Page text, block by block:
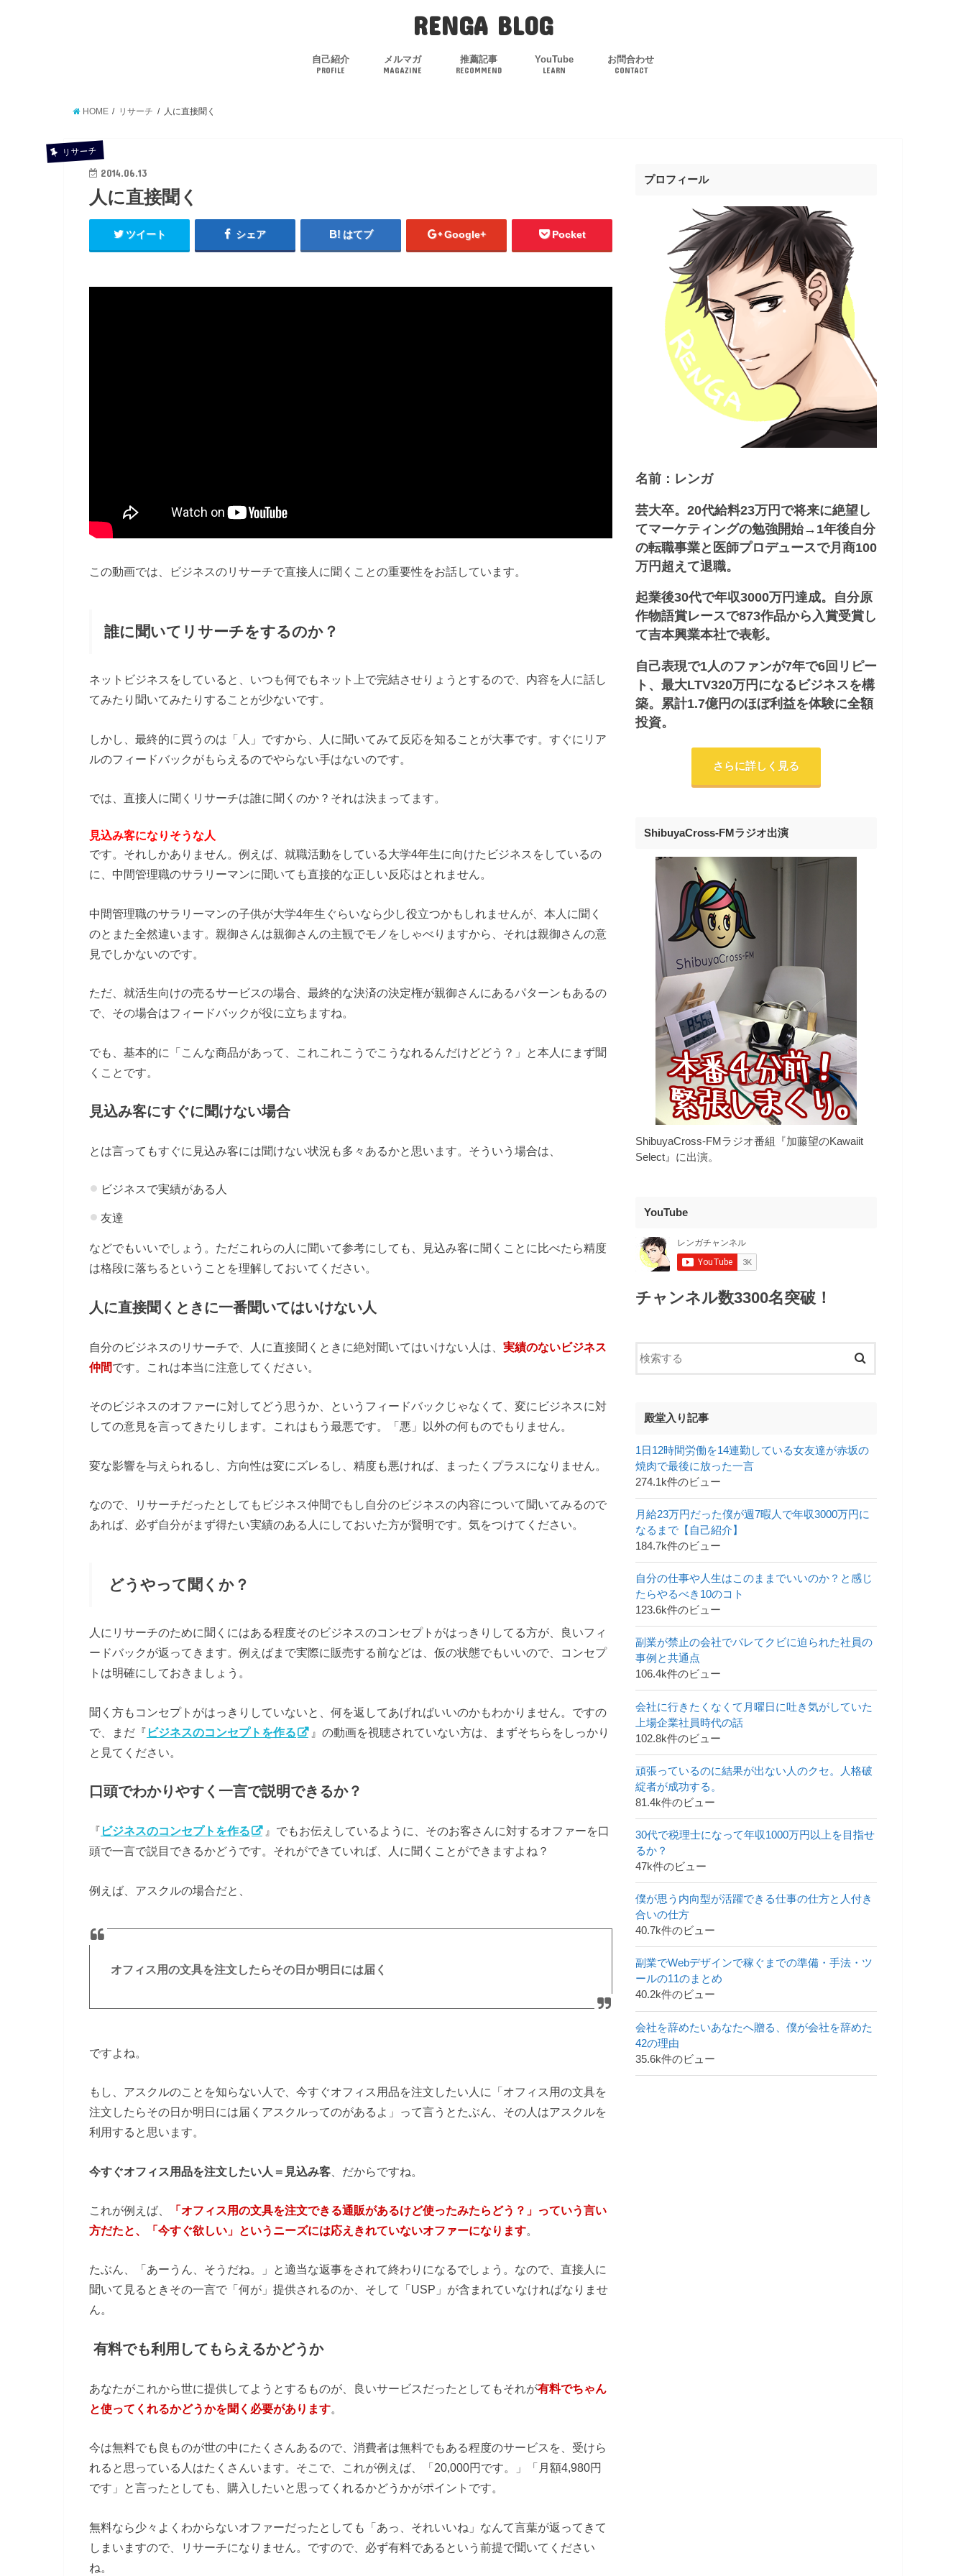
RENGA BLOG
自己紹介
PROFILE
メルマガ
MAGAZINE
推薦記事
RECOMMEND
YouTube
LEARN
お問合わせ
CONTACT
HOME リサーチ 人に直接聞く
リサーチ
2014.06.13
人に直接聞く
ツイート シェア はてブ Google+ Pocket
この動画では、ビジネスのリサーチで直接人に聞くことの重要性をお話しています。
誰に聞いてリサーチをするのか？
ネットビジネスをしていると、いつも何でもネット上で完結させりょうとするので、内容を人に話し
てみたり聞いてみたりすることが少ないです。
しかし、最終的に買うのは「人」ですから、人に聞いてみて反応を知ることが大事です。すぐにリア
ルのフィードバックがもらえるのでやらない手はないのです。
では、直接人に聞くリサーチは誰に聞くのか？それは決まってます。
見込み客になりそうな人
です。それしかありません。例えば、就職活動をしている大学4年生に向けたビジネスをしているの
に、中間管理職のサラリーマンに聞いても直接的な正しい反応はとれません。
中間管理職のサラリーマンの子供が大学4年生ぐらいなら少し役立つかもしれませんが、本人に聞く
のとまた全然違います。親御さんは親御さんの主観でモノをしゃべりますから、それは親御さんの意
見でしかないのです。
ただ、就活生向けの売るサービスの場合、最終的な決済の決定権が親御さんにあるパターンもあるの
で、その場合はフィードバックが役に立ちますね。
でも、基本的に「こんな商品があって、これこれこうでこうなれるんだけどどう？」と本人にまず聞
くことです。
見込み客にすぐに聞けない場合
とは言ってもすぐに見込み客には聞けない状況も多々あるかと思います。そういう場合は、
ビジネスで実績がある人
友達
などでもいいでしょう。ただこれらの人に聞いて参考にしても、見込み客に聞くことに比べたら精度
は格段に落ちるということを理解しておいてください。
人に直接聞くときに一番聞いてはいけない人
自分のビジネスのリサーチで、人に直接聞くときに絶対聞いてはいけない人は、 実績のないビジネス
仲間です。これは本当に注意してください。
そのビジネスのオファーに対してどう思うか、というフィードバックじゃなくて、変にビジネスに対
しての意見を言ってきたりします。これはもう最悪です。「悪」以外の何ものでもりません。
変な影響を与えられるし、方向性は変にズレるし、精度も悪ければ、まったくプラスになりません。
なので、リサーチだったとしてもビジネス仲間でもし自分のビジネスの内容について聞いてみるので
あれば、必ず自分がまず得たい実績のある人にしておいた方が賢明です。気をつけてください。
どうやって聞くか？
人にリサーチのために聞くにはある程度そのビジネスのコンセプトがはっきりしてる方が、良いフィ
ードバックが返ってきます。例えばまで実際に販売する前などは、仮の状態でもいいので、コンセプ
トは明確にしておきましょう。
聞く方もコンセプトがはっきりしていないと、何を返してあげればいいのかもわかりません。ですの
で、まだ『 ビジネスのコンセプトを作る
』の動画を視聴されていない方は、まずそちらをしっかり
と見てください。
口頭でわかりやすく一言で説明できるか？
『 ビジネスのコンセプトを作る
』でもお伝えしているように、そのお客さんに対するオファーを口
頭で一言で説目できるかどうです。それができていれば、人に聞くことができますよね？
例えば、アスクルの場合だと、
オフィス用の文具を注文したらその日か明日には届く
ですよね。
もし、アスクルのことを知らない人で、今すぐオフィス用品を注文したい人に「オフィス用の文具を
注文したらその日か明日には届くアスクルってのがあるよ」って言うとたぶん、その人はアスクルを
利用すると思います。
今すぐオフィス用品を注文したい人＝見込み客 、だからですね。
これが例えば、
「オフィス用の文具を注文できる通販があるけど使ったみたらどう？」っていう言い
方だたと、「今すぐ欲しい」というニーズには応えきれていないオファーになります。
たぶん、「あーうん、そうだね。」と適当な返事をされて終わりになるでしょう。なので、直接人に
聞いて見るときその一言で「何が」提供されるのか、そして「USP」が含まれていなければなりませ
ん。
有料でも利用してもらえるかどうか
あなたがこれから世に提供してようとするものが、良いサービスだったとしてもそれが有料でちゃん
と使ってくれるかどうかを聞く必要があります。
今は無料でも良ものが世の中にたくさんあるので、消費者は無料でもある程度のサービスを、受けら
れると思っている人はたくさんいます。そこで、これが例えば、「20,000円です。」「月額4,980円
です」と言ったとしても、購入したいと思ってくれるかどうかがポイントです。
無料なら少々よくわからないオファーだったとしても「あっ、それいいね」なんて言葉が返ってきて
しまいますので、リサーチになりません。ですので、必ず有料であるという前提で聞いてください
ね。
プロフィール
名前：レンガ
芸大卒。20代給料23万円で将来に絶望し
てマーケティングの勉強開始→1年後自分
の転職事業と医師プロデュースで月商100
万円超えて退職。
起業後30代で年収3000万円達成。自分原
作物語賞レースで873作品から入賞受賞し
て吉本興業本社で表彰。
自己表現で1人のファンが7年で6回リピー
ト、最大LTV320万円になるビジネスを構
築。累計1.7億円のほぼ利益を体験に全額
投資。
さらに詳しく見る
ShibuyaCross-FMラジオ出演
ShibuyaCross-FMラジオ番組『加藤望のKawaiit
Select』に出演。
YouTube
チャンネル数3300名突破！
殿堂入り記事
1日12時間労働を14連勤している女友達が赤坂の
焼肉で最後に放った一言
274.1k件のビュー
月給23万円だった僕が週7暇人で年収3000万円に
なるまで【自己紹介】
184.7k件のビュー
自分の仕事や人生はこのままでいいのか？と感じ
たらやるべき10のコト
123.6k件のビュー
副業が禁止の会社でバレてクビに迫られた社員の
事例と共通点
106.4k件のビュー
会社に行きたくなくて月曜日に吐き気がしていた
上場企業社員時代の話
102.8k件のビュー
頑張っているのに結果が出ない人のクセ。人格破
綻者が成功する。
81.4k件のビュー
30代で税理士になって年収1000万円以上を目指せ
るか？
47k件のビュー
僕が思う内向型が活躍できる仕事の仕方と人付き
合いの仕方
40.7k件のビュー
副業でWebデザインで稼ぐまでの準備・手法・ツ
ールの11のまとめ
40.2k件のビュー
会社を辞めたいあなたへ贈る、僕が会社を辞めた
42の理由
35.6k件のビュー